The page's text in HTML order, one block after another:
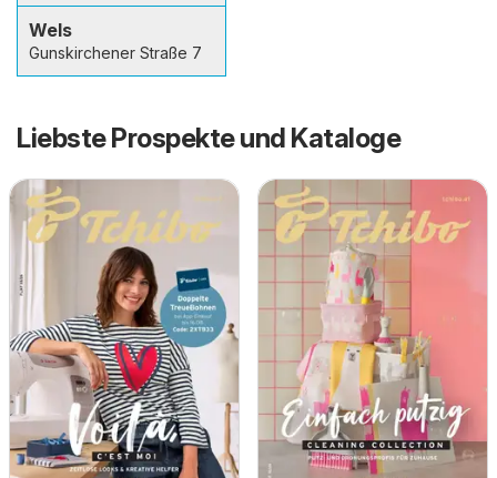
Wels
Gunskirchener Straße 7
Liebste Prospekte und Kataloge